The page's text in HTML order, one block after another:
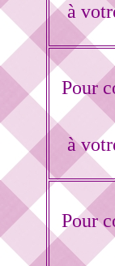
à
Pour
à
Pour